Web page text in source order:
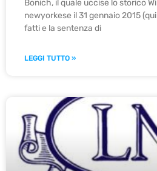
Bonich, il quale uccise lo storico
newyorkese il 31 gennaio 2015
fatti e la sentenza di
LEGGI TUTTO »